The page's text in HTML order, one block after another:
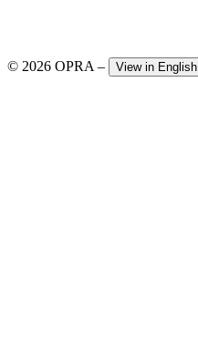
© 2026 OPRA – View in English